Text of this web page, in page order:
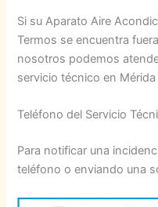
Si su Aparato Aire
Termos se encuentra
nosotros podemos
servicio técnico en
Teléfono del Servicio
Para notificar una
teléfono o enviando una